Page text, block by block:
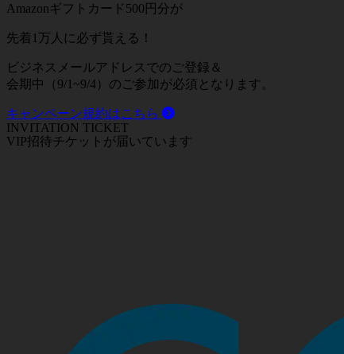
Amazonギフトカード500 円分が
先着 1万人に必ず貰える！
ビジネスメールアドレスでのご登録＆
会期中（9/1~9/4）のご参加が必須となります。
キャンペーン規約はこちら
INVITATION TICKET
VIP招待チケットが届いています